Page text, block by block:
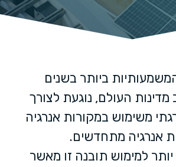
ביותר בשנים
העולם, נוגעת לצורך
משימוש במקורות אנרגיה
אנרגיה מתחדשים.
למימוש תובנה זו מאשר